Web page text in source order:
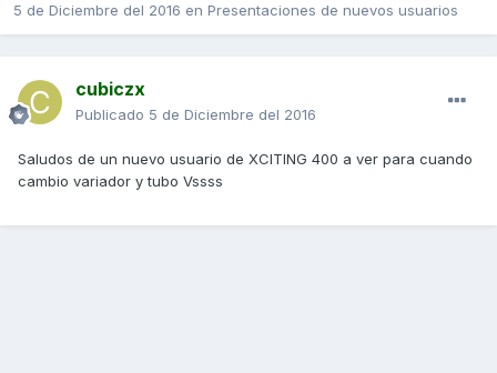
5 de Diciembre del 2016 en Presentaciones de nuevos usuarios
cubiczx
Publicado 5 de Diciembre del 2016
Saludos de un nuevo usuario de XCITING 400 a ver para cuando
cambio variador y tubo Vssss